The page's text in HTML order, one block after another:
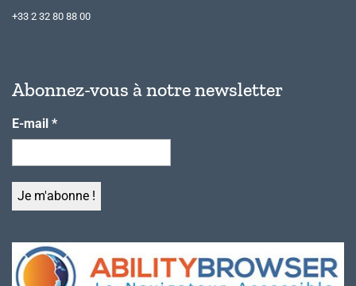
+33 2 32 80 88 00
Abonnez-vous à notre newsletter
E-mail *